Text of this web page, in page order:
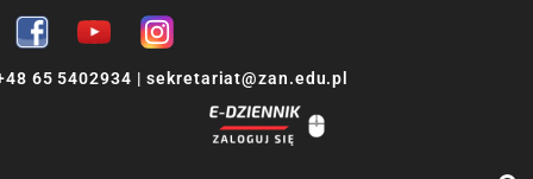
65 5402934 | sekretariat@zan.edu.pl